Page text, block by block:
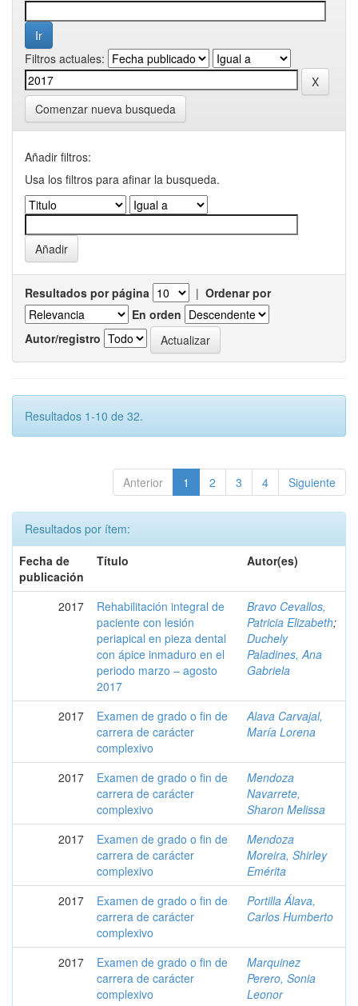
Filtros actuales:
Comenzar nueva busqueda
Añadir filtros:
Usa los filtros para afinar la busqueda.
Resultados por página | Ordenar por
En orden
Autor/registro
Resultados 1-10 de 32.
Anterior 1 2 3 4 Siguiente
Resultados por ítem:
Fecha de
publicación
Título Autor(es)
2017
Rehabilitación integral de
paciente con lesión
periapical en pieza dental
con ápice inmaduro en el
periodo marzo – agosto
2017
Bravo Cevallos,
Patricia Elizabeth;
Duchely
Paladines, Ana
Gabriela
2017
Examen de grado o fin de
carrera de carácter
complexivo
Alava Carvajal,
María Lorena
2017
Examen de grado o fin de
carrera de carácter
complexivo
Mendoza
Navarrete,
Sharon Melissa
2017
Examen de grado o fin de
carrera de carácter
complexivo
Mendoza
Moreira, Shirley
Emérita
2017
Examen de grado o fin de
carrera de carácter
complexivo
Portilla Álava,
Carlos Humberto
2017
Examen de grado o fin de
carrera de carácter
complexivo
Marquinez
Perero, Sonia
Leonor